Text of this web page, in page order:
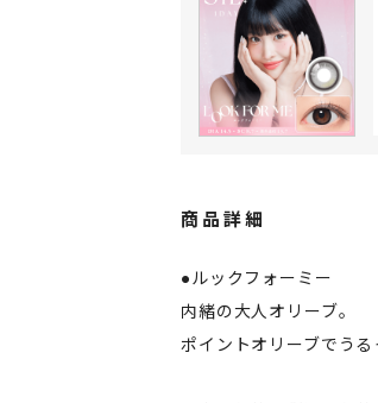
商品詳細
●ルックフォーミー
内緒の大人オリーブ。
ポイントオリーブでうる